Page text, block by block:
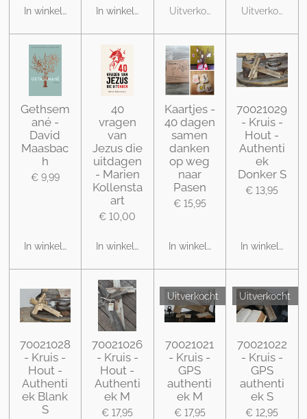
In winkelwagen In winkelwagen Uitverkocht Uitverkocht
Gethsem
ané -
David
Maasbac
h
€ 9,99
In winkelwagen
40
vragen
van
Jezus die
uitdagen
- Marien
Kollensta
art
€ 10,00
In winkelwagen
Kaartjes -
40 dagen
samen
danken
op weg
naar
Pasen
€ 15,95
In winkelwagen
70021029
- Kruis -
Hout -
Authenti
ek
Donker S
€ 13,95
In
70021028
- Kruis -
Hout -
Authenti
ek Blank
S
70021026
- Kruis -
Hout -
Authenti
ek M
€ 17,95
Uitverkocht
70021021
- Kruis -
GPS
authenti
ek M
€ 17,95
Uitverkocht
70021022
- Kruis -
GPS
authenti
ek S
€ 12,95